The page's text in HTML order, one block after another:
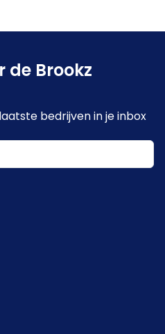
de Brookz
bedrijven in je inbox